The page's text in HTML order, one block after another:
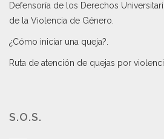
Defensoría de los Derechos
de la Violencia de Género
¿Cómo iniciar una queja?
Ruta de atención de quejas por
S.O.S.